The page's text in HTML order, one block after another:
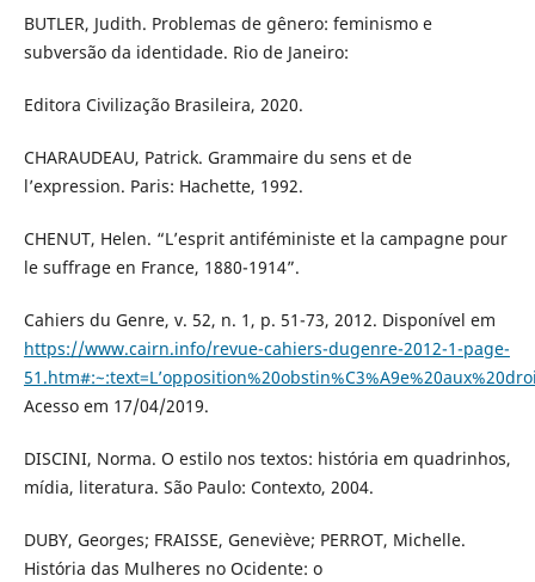
BUTLER, Judith. Problemas de gênero: feminismo e
subversão da identidade. Rio de Janeiro:
Editora Civilização Brasileira, 2020.
CHARAUDEAU, Patrick. Grammaire du sens et de
l’expression. Paris: Hachette, 1992.
CHENUT, Helen. “L’esprit antiféministe et la campagne pour
le suffrage en France, 1880-1914”.
Cahiers du Genre, v. 52, n. 1, p. 51-73, 2012. Disponível em
https://www.cairn.info/revue-cahiers-dugenre-2012-1-page-
Acesso em 17/04/2019.
DISCINI, Norma. O estilo nos textos: história em quadrinhos,
mídia, literatura. São Paulo: Contexto, 2004.
DUBY, Georges; FRAISSE, Geneviève; PERROT, Michelle.
História das Mulheres no Ocidente: o